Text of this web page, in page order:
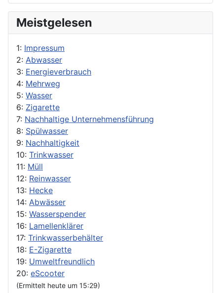
Meistgelesen
1: Impressum
2: Abwasser
3: Energieverbrauch
4: Mehrweg
5: Wasser
6: Zigarette
7: Nachhaltige Unternehmensführung
8: Spülwasser
9: Nachhaltigkeit
10: Trinkwasser
11: Müll
12: Reinwasser
13: Hecke
14: Abwässer
15: Wasserspender
16: Lamellenklärer
17: Trinkwasserbehälter
18: E-Zigarette
19: Umweltfreundlich
20: eScooter
(Ermittelt heute um 15:29)